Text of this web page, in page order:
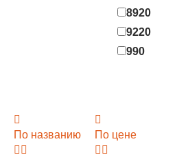
8920
9220
990
По названию По цене